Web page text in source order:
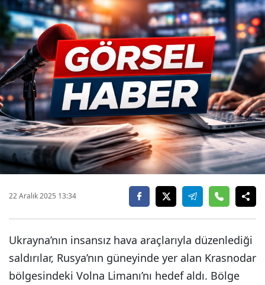
22 Aralık 2025 13:34
Ukrayna’nın insansız hava araçlarıyla düzenlediği
saldırılar, Rusya’nın güneyinde yer alan Krasnodar
bölgesindeki Volna Limanı’nı hedef aldı. Bölge